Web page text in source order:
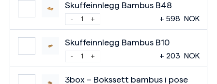
Skuffeinnlegg Bambus B48
+ 598 NOK
Skuffeinnlegg Bambus B10
+ 203 NOK
3box – Bokssett bambus i pose